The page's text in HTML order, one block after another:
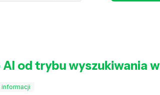
od trybu wyszukiwania